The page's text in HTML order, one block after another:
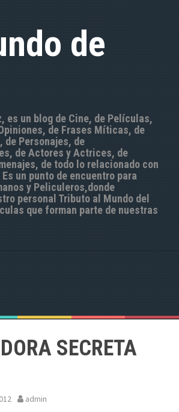
de
es un blog de Cine, de Películas,
de Frases Míticas, de
de Personajes, de
de Actores y Actrices, de
de todo lo relacionado con
un punto de encuentro para
y Peliculeros,donde
personal Tributo al Mundo del
que forman parte de nuestras
SECRETA
admin